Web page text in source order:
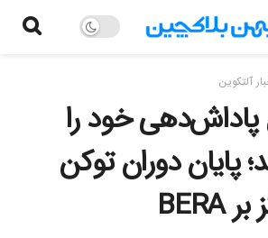
آلتکوین
پاداش‌دهی خود را
پایان دوران توکن